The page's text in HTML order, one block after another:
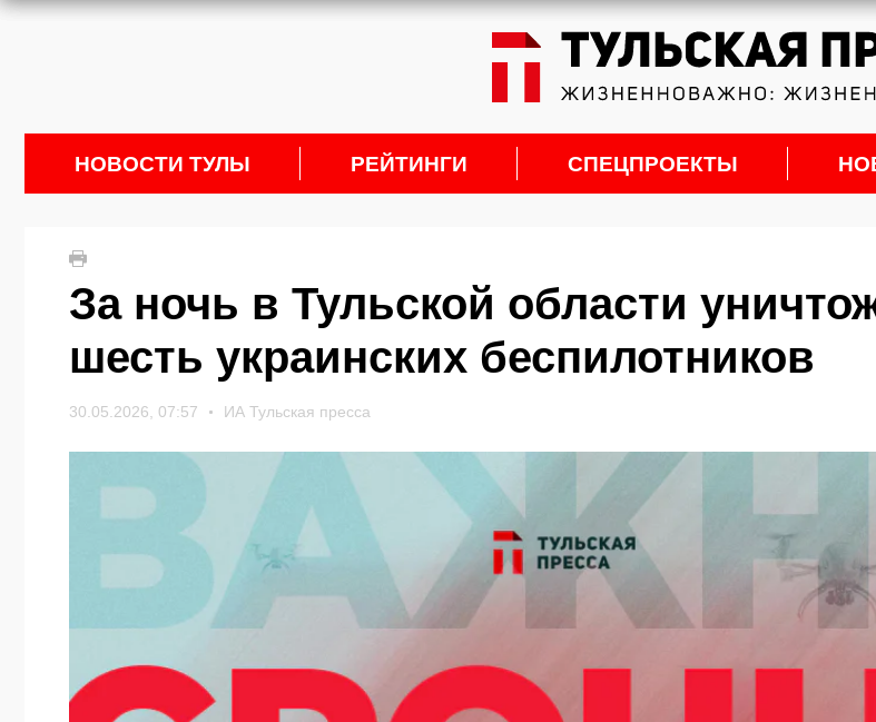
НОВОСТИ ТУЛЫ РЕЙТИНГИ СПЕЦПРОЕКТЫ
За ночь в Тульской области
шесть украинских беспилотников
30.05.2026, 07:57 ИА Тульская пресса